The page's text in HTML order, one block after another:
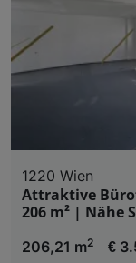
1220 Wien
Attraktive
206 m² | Nähe
206,21 m2
€